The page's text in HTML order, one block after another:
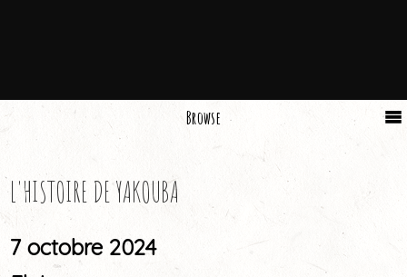
Browse
L'HISTOIRE DE YAKOUBA
7 octobre 2024